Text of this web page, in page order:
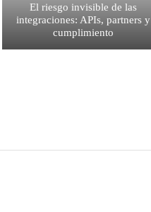
El riesgo invisible de las
integraciones: APIs, partners y
cumplimiento